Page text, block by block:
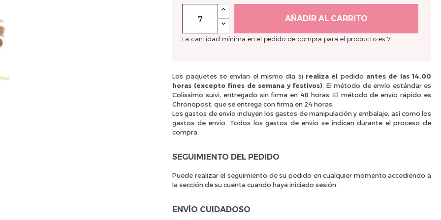
réinitialiser votre mot de passe
réinitialiser
Des
AÑADIR AL CARRITO
La cantidad mínima en el pedido de compra para el producto es 7.
Los paquetes se envían el mismo día sirealiza el pedido antes de las 14.00
horas (excepto fines de semana y festivos) . El método de envío estándar es
Colissimo suivi, entregado sin firma en 48 horas. El método de envío rápido es
Chronopost, que se entrega con firma en 24 horas.
Los gastos de envío incluyen los gastos de manipulación y embalaje, así como los
gastos de envío. Todos los gastos de envío se indican durante el proceso de
compra.
SEGUIMIENTO DEL PEDIDO
Puede realizar el seguimiento de su pedido en cualquier momento accediendo a
la sección de su cuenta cuando haya iniciado sesión.
ENVÍO CUIDADOSO